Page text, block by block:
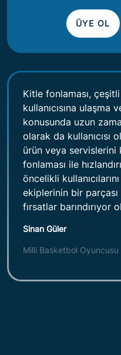
ÜYE OL
Kitle fonlaması,
kullanıcısına ulaşma
konusunda uzun
olarak da kullanıcısı
ürün veya servislerini
fonlaması ile
öncelikli
ekiplerinin bir
fırsatlar barındırıyor
Sinan Güler
Milli Basketbol Oyuncusu